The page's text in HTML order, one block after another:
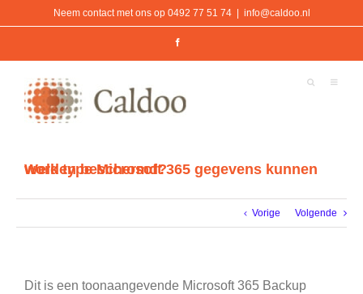
Neem contact met ons op 0492 77 51 74 info@caldoo.nl
Welk type Microsoft 365 gegevens kunnen worden beschermd?
Vorige Volgende
Dit is een toonaangevende Microsoft 365 Backup